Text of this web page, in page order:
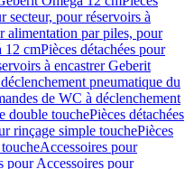
secteur, pour réservoirs à
alimentation par piles, pour
12 cmPièces détachées pour
à encastrer Geberit
pneumatique du
de WC à déclenchement
double touchePièces détachées
rinçage simple touchePièces
Accessoires pour
pour Accessoires pour